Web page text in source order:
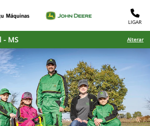
LIGAR
- MS Alterar